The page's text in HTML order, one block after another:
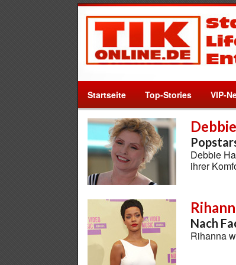
Startseite Top-Stories VIP-
Debbie
ihrer
Nach
Rihanna